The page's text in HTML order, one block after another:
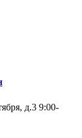
д.3 9:00-